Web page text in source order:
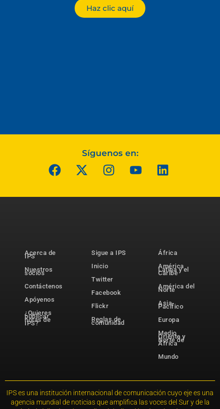
Haz clic aquí
Síguenos en:
Acerca de
IPS
Nuestros
socios
Contáctenos
Apóyenos
¿Quieres
publicar
notas de
IPS?
Sigue a IPS
Inicio
Twitter
Facebook
Flickr
Reglas de
comunidad
África
América
Latina y el
Caribe
América del
Norte
Asia-
Pacífico
Europa
Medio
Oriente y
Norte de
África
Mundo
IPS es una institución internacional de comunicación cuyo eje es una
agencia mundial de noticias que amplifica las voces del Sur y de la